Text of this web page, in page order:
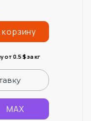
корзину
от 0.5 $за кг
MAX